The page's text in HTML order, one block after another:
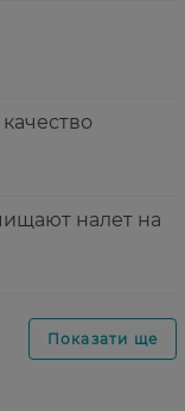
налет на
Показати ще